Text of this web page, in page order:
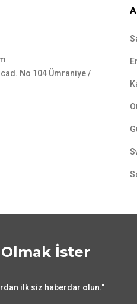
No 104 Ümraniye /
İster
ilk siz haberdar olun."